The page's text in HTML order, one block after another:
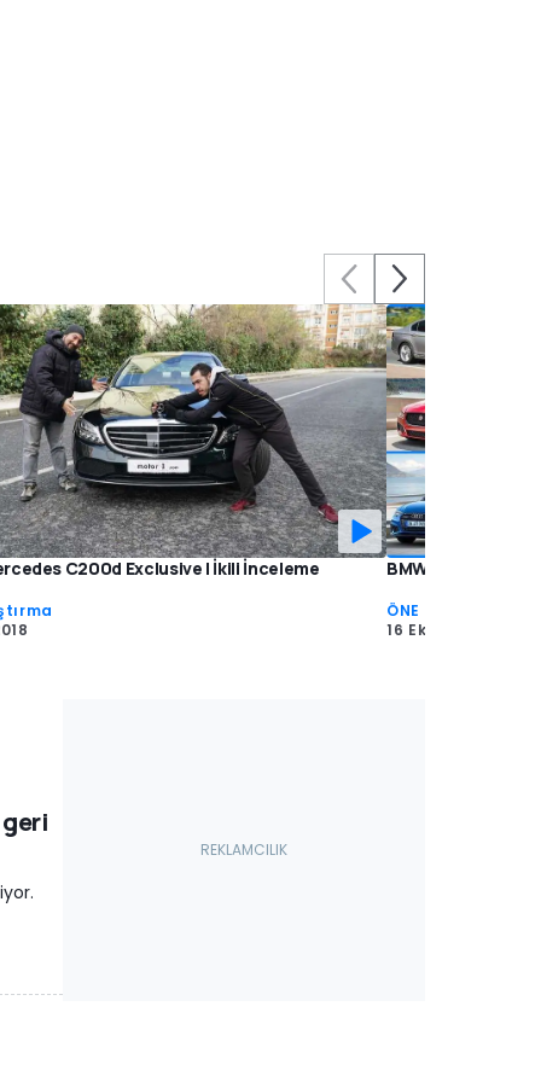
C200d Exclusive | İkili İnceleme BMW 3 Serisi'ni
ÖNE ÇIKANLAR
16 Eki 2018
geri